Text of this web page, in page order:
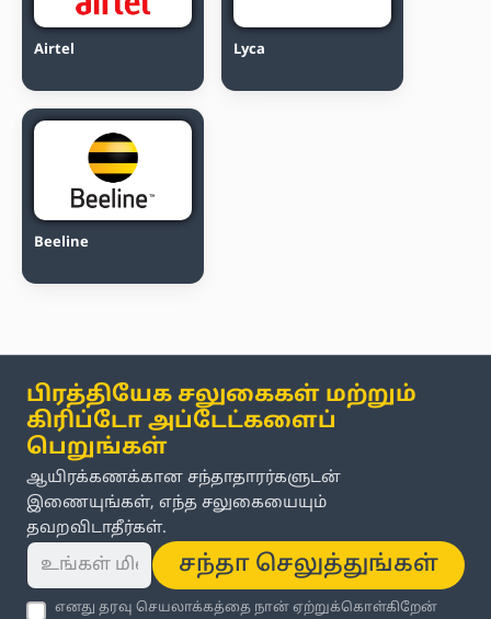
Airtel Lyca
Beeline
பிரத்தியேக சலுகைகள் மற்றும்
கிரிப்டோ அப்டேட்களைப்
பெறுங்கள்
ஆயிரக்கணக்கான சந்தாதாரர்களுடன்
இணையுங்கள், எந்த சலுகையையும்
தவறவிடாதீர்கள்.
சந்தா செலுத்துங்கள்
எனது தரவு செயலாக்கத்தை நான் ஏற்றுக்கொள்கிறேன்